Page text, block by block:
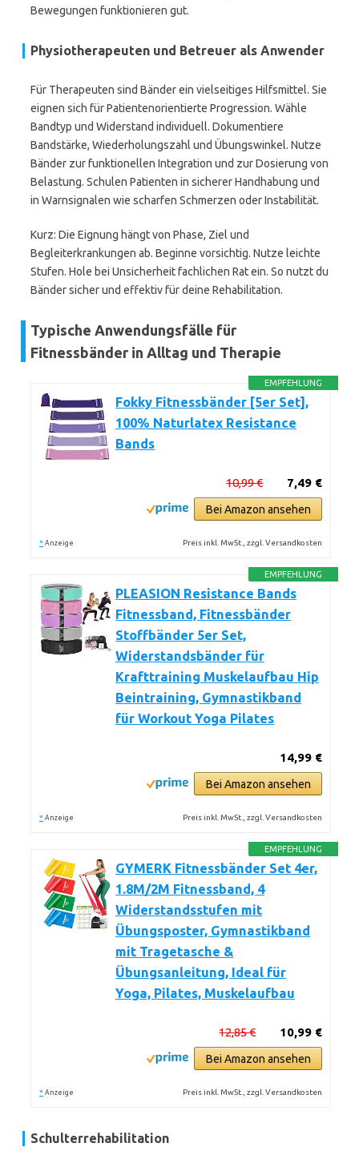
Bewegungen funktionieren gut.
Physiotherapeuten und Betreuer als Anwender
Für Therapeuten sind Bänder ein vielseitiges Hilfsmittel. Sie
eignen sich für Patientenorientierte Progression. Wähle
Bandtyp und Widerstand individuell. Dokumentiere
Bandstärke, Wiederholungszahl und Übungswinkel. Nutze
Bänder zur funktionellen Integration und zur Dosierung von
Belastung. Schulen Patienten in sicherer Handhabung und
in Warnsignalen wie scharfen Schmerzen oder Instabilität.
Kurz: Die Eignung hängt von Phase, Ziel und
Begleiterkrankungen ab. Beginne vorsichtig. Nutze leichte
Stufen. Hole bei Unsicherheit fachlichen Rat ein. So nutzt du
Bänder sicher und effektiv für deine Rehabilitation.
Typische Anwendungsfälle für
Fitnessbänder in Alltag und Therapie
EMPFEHLUNG
Fokky Fitnessbänder [5er Set],
100% Naturlatex Resistance
Bands
7,49 €
10,99 €
Bei Amazon ansehen
* Anzeige Preis inkl. MwSt., zzgl. Versandkosten
EMPFEHLUNG
PLEASION Resistance Bands
Fitnessband, Fitnessbänder
Stoffbänder 5er Set,
Widerstandsbänder für
Krafttraining Muskelaufbau Hip
Beintraining, Gymnastikband
für Workout Yoga Pilates
14,99 €
Bei Amazon ansehen
* Anzeige Preis inkl. MwSt., zzgl. Versandkosten
EMPFEHLUNG
GYMERK Fitnessbänder Set 4er,
1.8M/2M Fitnessband, 4
Widerstandsstufen mit
Übungsposter, Gymnastikband
mit Tragetasche &
Übungsanleitung, Ideal für
Yoga, Pilates, Muskelaufbau
10,99 €
12,85 €
Bei Amazon ansehen
* Anzeige Preis inkl. MwSt., zzgl. Versandkosten
Schulterrehabilitation